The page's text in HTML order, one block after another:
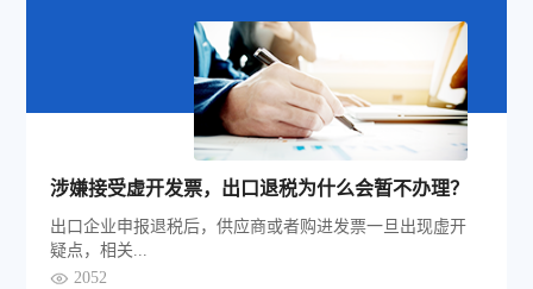
涉嫌接受虚开发票，出口退税为什么会暂不办理？
出口企业申报退税后，供应商或者购进发票一旦出现虚开
疑点，相关...
2052